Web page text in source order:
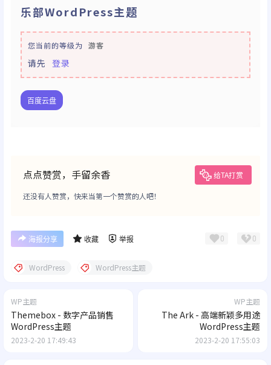
乐部WordPress主题
您当前的等级为 游客
请先 登录
百度云盘
点点赞赏，手留余香 给TA打赏
还没有人赞赏，快来当第一个赞赏的人吧！
海报分享 收藏 举报 0 0
WordPress WordPress主题
WP主题
Themebox - 数字产品销售
WordPress主题
2023-2-20 17:49:43
WP主题
The Ark - 高端新颖多用途
WordPress主题
2023-2-20 17:55:03